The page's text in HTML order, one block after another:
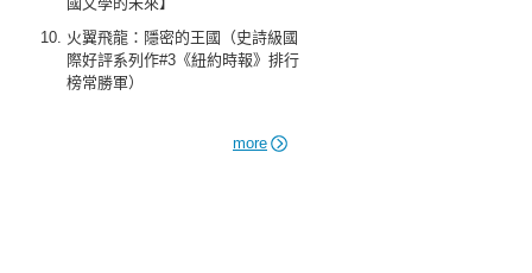
火翼飛龍：隱密的王國（史詩級國
際好評系列作#3《紐約時報》排行
榜常勝軍）
more